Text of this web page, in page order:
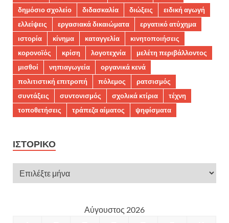
δημόσιο σχολείο
διδασκαλία διώξεις
ειδική αγωγή
ελλείψεις
εργασιακά δικαιώματα
εργατικό ατύχημα
ιστορία
κίνημα καταγγελία
κινητοποιήσεις
κορονοϊός
κρίση λογοτεχνία
μελέτη περιβάλλοντος
μισθοί
νηπιαγωγεία
οργανικά κενά
πολιτιστική επιτροπή
πόλεμος
ρατσισμός
συντάξεις
συντονισμός σχολικά κτίρια
τέχνη
τοποθετήσεις
τράπεζα αίματος ψηφίσματα
ΙΣΤΟΡΙΚΌ
Αύγουστος 2026